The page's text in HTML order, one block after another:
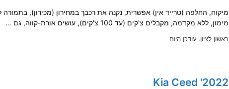
ראשון לציון. עודכן היום
מימון, ללא מקדמה, מקבלים צ'קים (עד 100 צ'קים), עושים אורת-קווה, גם …
2022' Kia Ceed